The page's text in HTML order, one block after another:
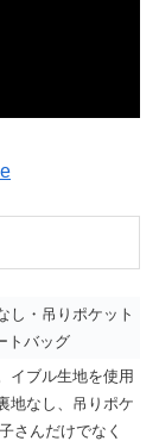
し・吊りポケット
トバッグ
イブル生地を使用
地なし、吊りポケ
さんだけでなく